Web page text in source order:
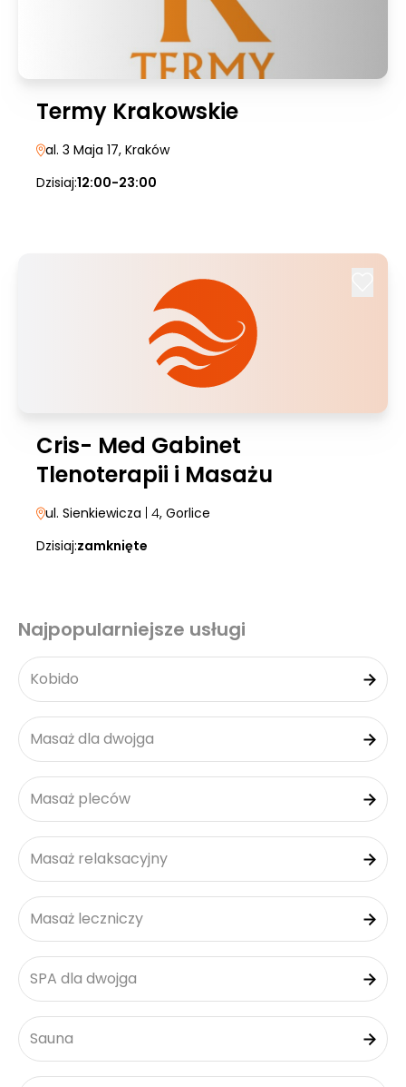
Termy Krakowskie
al. 3 Maja 17, Kraków
Dzisiaj:12:00-23:00
Cris- Med Gabinet
Tlenoterapii i Masażu
ul. Sienkiewicza | 4, Gorlice
Dzisiaj:zamknięte
Najpopularniejsze usługi
Kobido
Masaż dla dwojga
Masaż pleców
Masaż relaksacyjny
Masaż leczniczy
SPA dla dwojga
Sauna